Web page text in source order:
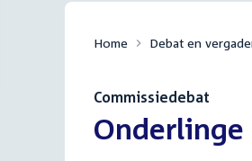
Home Debat en
Commissiedebat
: